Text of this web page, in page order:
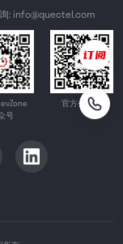
: info@quectel.com
号
官方公众号